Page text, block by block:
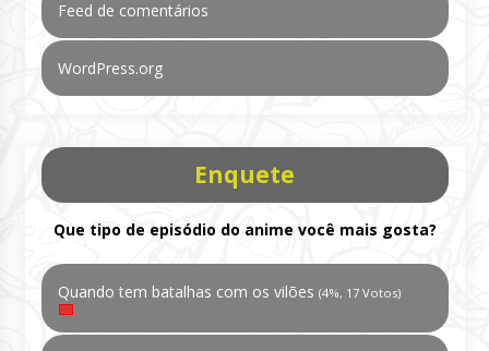
Feed de comentários
WordPress.org
Enquete
Que tipo de episódio do anime você mais gosta?
Quando tem batalhas com os vilões (4%, 17 Votos)